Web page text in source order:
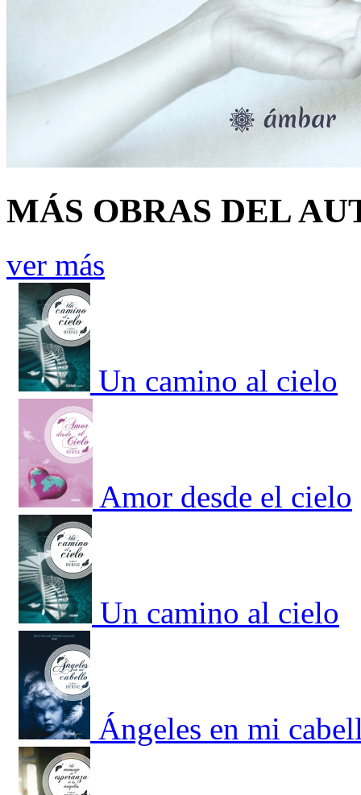
MÁS OBRAS DEL
ver más
Un camino al cielo
Amor desde el cielo
Un camino al cielo
Ángeles en mi